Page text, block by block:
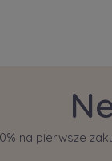
na pierwsze